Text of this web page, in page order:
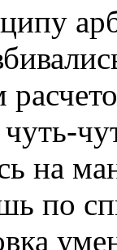
чуть-
на
по